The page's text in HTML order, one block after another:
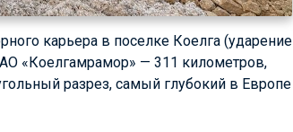
карьера в поселке Коелга (ударение
«Коелгамрамор» — 311 километров,
разрез, самый глубокий в Европе